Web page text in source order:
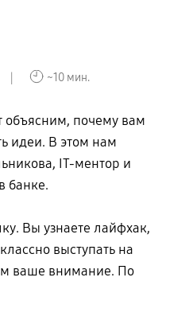
| ~10 мин.
объясним, почему вам
идеи. В этом нам
IT-ментор и
в банке.
Вы узнаете лайфхак,
выступать на
ваше внимание. По